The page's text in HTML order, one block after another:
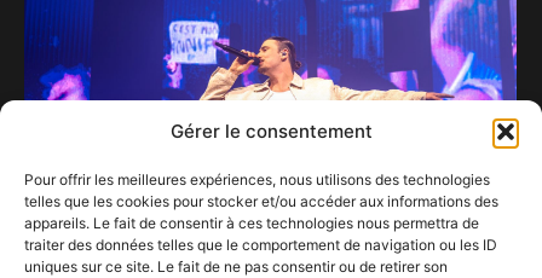
Gérer le consentement
Pour offrir les meilleures expériences, nous utilisons des technologies
telles que les cookies pour stocker et/ou accéder aux informations des
appareils. Le fait de consentir à ces technologies nous permettra de
traiter des données telles que le comportement de navigation ou les ID
uniques sur ce site. Le fait de ne pas consentir ou de retirer son